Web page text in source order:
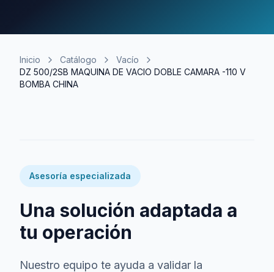
Inicio Catálogo
Vacío
DZ 500/2SB MAQUINA DE VACIO DOBLE CAMARA -110 V
BOMBA CHINA
Asesoría especializada
Una solución adaptada a
tu operación
Nuestro equipo te ayuda a validar la